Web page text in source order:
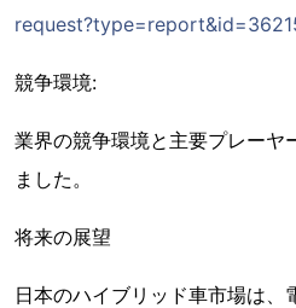
競争環境:
業界の競争環境と主要プレーヤ
ました。
将来の展望
日本のハイブリッド車市場は、